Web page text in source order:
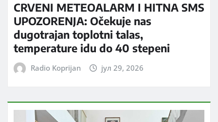
CRVENI METEOALARM I HITNA SMS
UPOZORENJA: Očekuje nas
dugotrajan toplotni talas,
temperature idu do 40 stepeni
Radio Koprijan јул 29, 2026